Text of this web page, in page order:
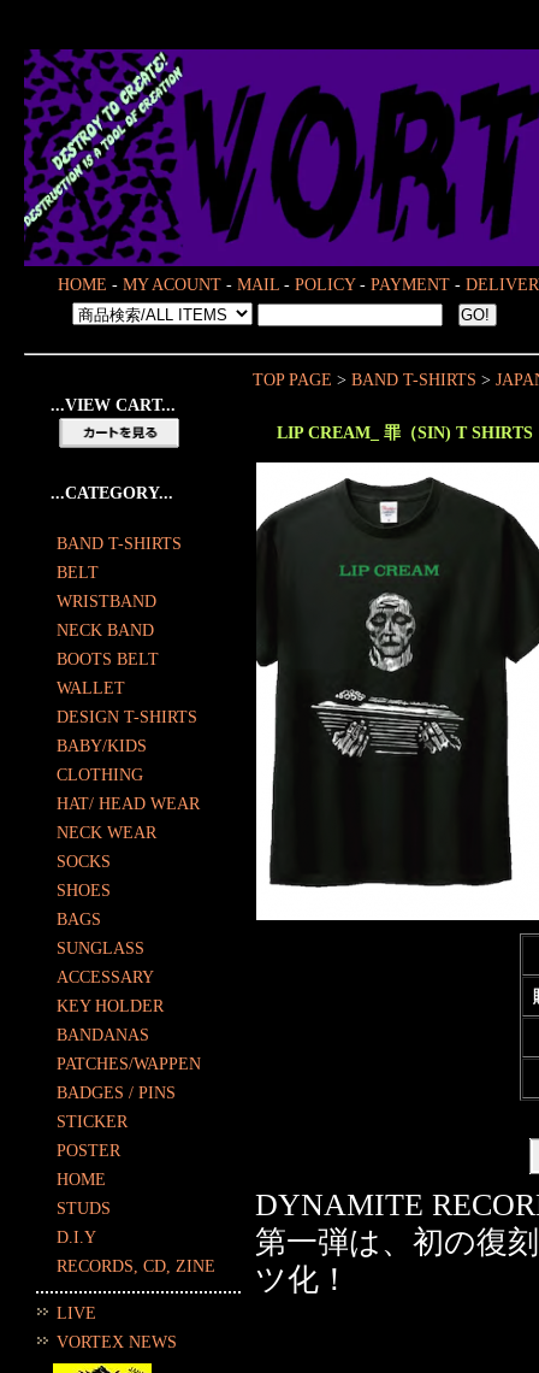
HOME - MY ACOUNT - MAIL - POLICY- PAYMENT -
...VIEW CART...
...CATEGORY...
BAND T-SHIRTS
BELT
WRISTBAND
NECK BAND
BOOTS BELT
WALLET
DESIGN T-SHIRTS
BABY/KIDS
CLOTHING
HAT/ HEAD WEAR
NECK WEAR
SOCKS
SHOES
BAGS
SUNGLASS
ACCESSARY
KEY HOLDER
BANDANAS
PATCHES/WAPPEN
BADGES / PINS
STICKER
POSTER
HOME
STUDS
D.I.Y
RECORDS, CD, ZINE
LIVE
VORTEX NEWS
TOP PAGE > BAND T-SHIRTS >
LIP CREAM_ 罪（SIN) T SHIRTS
DYNAMITE
第一弾は、初の復
ツ化！